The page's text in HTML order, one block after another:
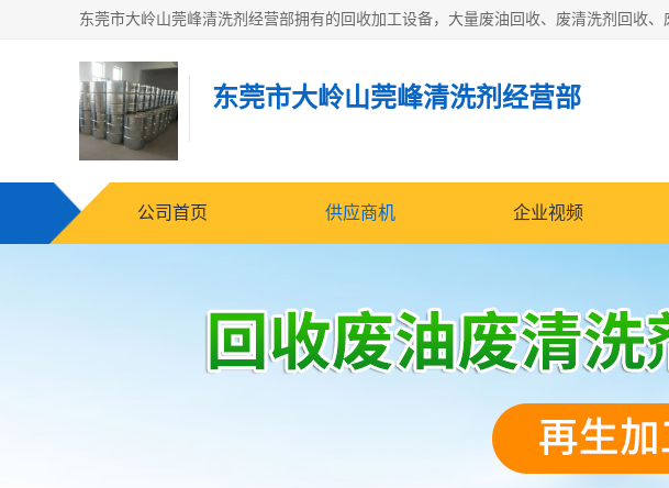
东莞市大岭山莞峰清洗剂经营部
公司首页 供应商机 企业视频